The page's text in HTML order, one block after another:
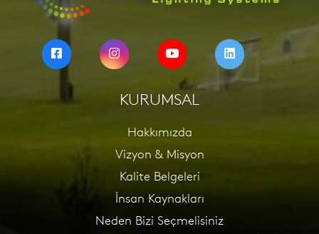
KURUMSAL
Hakkımızda
Vizyon & Misyon
Kalite Belgeleri
İnsan Kaynakları
Neden Bizi Seçmelisiniz